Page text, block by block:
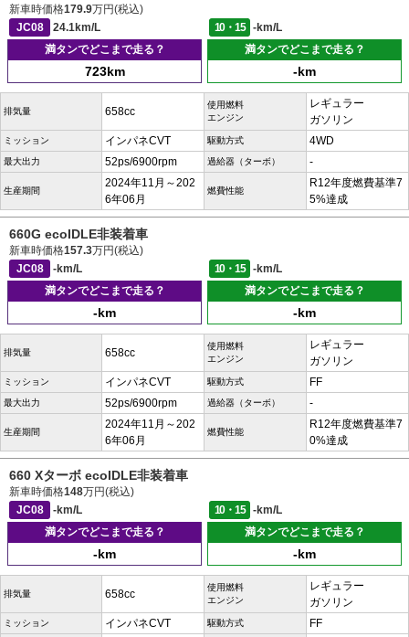
新車時価格179.9万円(税込)
JC08
24.1km/L 10・15
-km/L
満タンでどこまで走る？
723km
満タンでどこまで走る？
-km
排気量 658cc
使用燃料
エンジン
レギュラー
ガソリン
ミッション インパネCVT 駆動方式 4WD
最大出力 52ps/6900rpm 過給器（ターボ） -
生産期間
2024年11月～202
6年06月
燃費性能
R12年度燃費基準7
5%達成
660G ecoIDLE非装着車
新車時価格157.3万円(税込)
JC08
-km/L 10・15
-km/L
満タンでどこまで走る？
-km
満タンでどこまで走る？
-km
排気量 658cc
使用燃料
エンジン
レギュラー
ガソリン
ミッション インパネCVT 駆動方式 FF
最大出力 52ps/6900rpm 過給器（ターボ） -
生産期間
2024年11月～202
6年06月
燃費性能
R12年度燃費基準7
0%達成
660 Xターボ ecoIDLE非装着車
新車時価格148万円(税込)
JC08
-km/L 10・15
-km/L
満タンでどこまで走る？
-km
満タンでどこまで走る？
-km
排気量 658cc
使用燃料
エンジン
レギュラー
ガソリン
ミッション インパネCVT 駆動方式 FF